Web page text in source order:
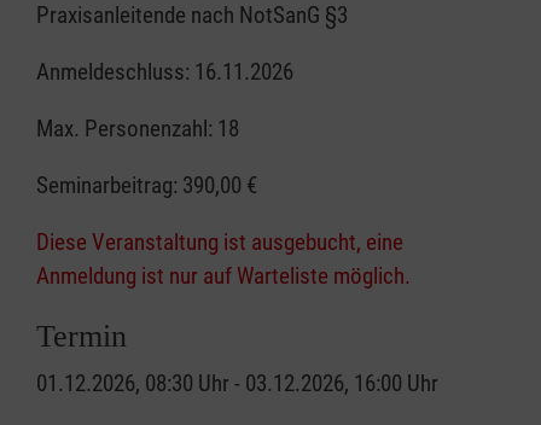
Praxisanleitende nach NotSanG §3
Anmeldeschluss: 16.11.2026
Max. Personenzahl: 18
Seminarbeitrag: 390,00 €
Diese Veranstaltung ist ausgebucht, eine
Anmeldung ist nur auf Warteliste möglich.
Termin
01.12.2026, 08:30 Uhr - 03.12.2026, 16:00 Uhr